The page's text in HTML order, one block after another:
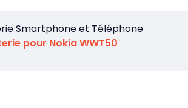
Smartphone et Téléphone
pour Nokia WWT50